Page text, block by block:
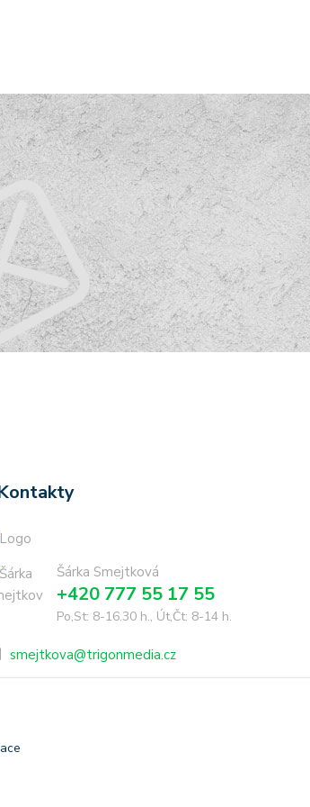
Šárka Smejtková
+420 777 55 17 55
Po,St: 8-16.30 h., Út,Čt: 8-14 h.
smejtkova@trigonmedia.cz